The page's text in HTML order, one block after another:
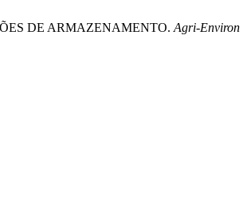
DE ARMAZENAMENTO. Agri-Environ